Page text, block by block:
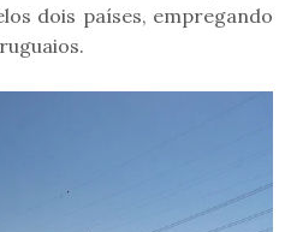
dois países, empregando